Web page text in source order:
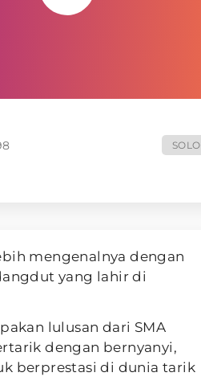
SOLO
mengenalnya dengan
yang lahir di
lulusan dari SMA
dengan bernyanyi,
berprestasi di dunia tarik